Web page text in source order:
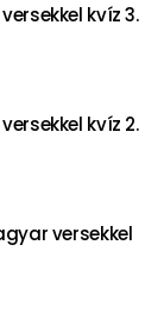
kvíz 3.
kvíz 2.
versekkel